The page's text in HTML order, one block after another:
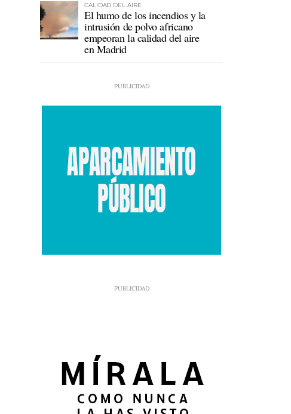
CALIDAD DEL AIRE
El humo de los incendios y la
intrusión de polvo africano
empeoran la calidad del aire
en Madrid